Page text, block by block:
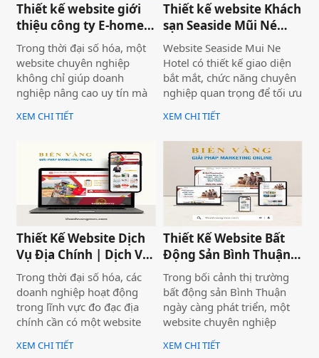
Thiết kế website giới
thiệu công ty E-home
Bình Thuận
Trong thời đại số hóa, một
website chuyên nghiệp
không chỉ giúp doanh
nghiệp nâng cao uy tín mà
còn là công cụ tiếp cận
khách hàng hiệu quả. Dịch
thiệu công ty mang đến giải
pháp tối ưu, giúp doanh
nghiệp thể hiện thương
hiệu một cách ấn tượng và
chuyên nghiệp trên môi
XEM CHI TIẾT
Thiết kế website Khách
sạn Seaside Mũi Né
chuyên nghiệp
Website Seaside Mui Ne
Hotel có thiết kế giao diện
bắt mắt, chức năng chuyên
nghiệp quan trọng để tối ưu
trải nghiệm người dùng và
hỗ trợ hoạt động kinh
doanh hiệu quả.Một
website chuyên nghiệp
không chỉ giúp bạn tiếp cận
nhiều khách hàng hơn mà
còn nâng cao uy tín thương
hiệu, tạo lợi thế cạnh tranh
trên thị trường.
XEM CHI TIẾT
Thiết Kế Website Dịch
Vụ Địa Chính | Dịch Vụ
Địa Chính Toàn Quốc
Trong thời đại số hóa, các
doanh nghiệp hoạt động
trong lĩnh vực đo đạc địa
chính cần có một website
chuyên nghiệp để nâng cao
uy tín và thu hút khách
XEM CHI TIẾT
Thiết Kế Website Bất
Động Sản Bình Thuận
Land
Trong bối cảnh thị trường
bất động sản Bình Thuận
ngày càng phát triển, một
website chuyên nghiệp
không chỉ giúp doanh
nghiệp nâng cao thương
XEM CHI TIẾT